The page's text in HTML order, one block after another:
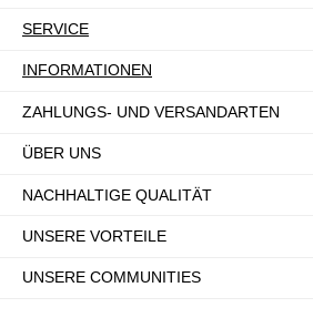
SERVICE
INFORMATIONEN
ZAHLUNGS- UND VERSANDARTEN
ÜBER UNS
NACHHALTIGE QUALITÄT
UNSERE VORTEILE
UNSERE COMMUNITIES